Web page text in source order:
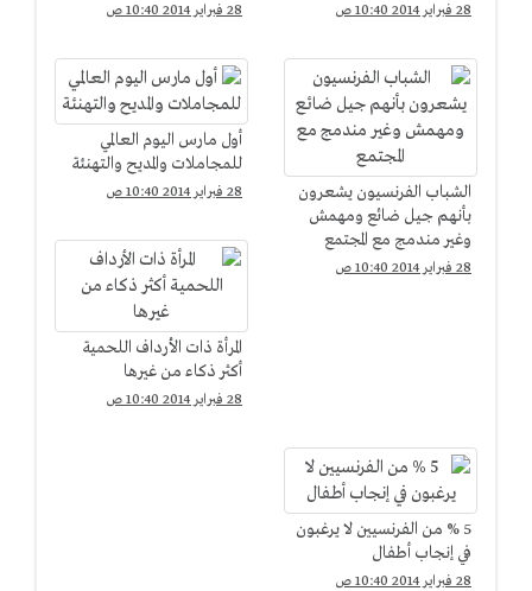
28 فبراير 2014 10:40 ص 28 فبراير 2014 10:40 ص
الشباب الفرنسيون يشعرون
بأنهم جيل ضائع ومهمش
وغير مندمج مع المجتمع
28 فبراير 2014 10:40 ص
أول مارس اليوم العالمي
للمجاملات والمديح والتهنئة
28 فبراير 2014 10:40 ص
المرأة ذات الأرداف اللحمية
أكثر ذكاء من غيرها
28 فبراير 2014 10:40 ص
5 % من الفرنسيين لا يرغبون
في إنجاب أطفال
28 فبراير 2014 10:40 ص